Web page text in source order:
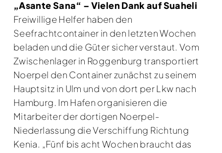
„Asante Sana“ – Vielen Dank auf Suaheli
Freiwillige Helfer haben den
Seefrachtcontainer in den letzten Wochen
beladen und die Güter sicher verstaut. Vom
Zwischenlager in Roggenburg transportiert
Noerpel den Container zunächst zu seinem
Hauptsitz in Ulm und von dort per Lkw nach
Hamburg. Im Hafen organisieren die
Mitarbeiter der dortigen Noerpel-
Niederlassung die Verschiffung Richtung
Kenia. „Fünf bis acht Wochen braucht das